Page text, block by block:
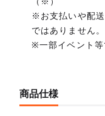
※お支払いや配
ではありません。
※一部イベント等
商品仕様